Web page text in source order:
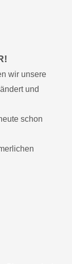
wir unsere
und
schon